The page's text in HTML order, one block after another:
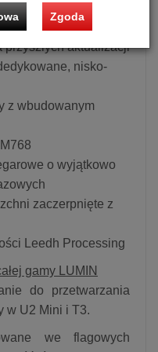
całkowitą izolację
aktualizacji
nisko-
z wbudowanym
o wyjątkowo
zaczerpnięte z
Leedh Processing
gamy LUMIN
do przetwarzania
w U2 Mini i T3.
we flagowych
Zgoda